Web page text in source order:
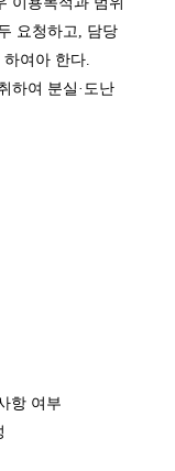
요청하고, 담당
하여아 한다.
하여 분실·도난
항 여부